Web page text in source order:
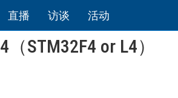
直播 访谈 活动
STM32F4 or L4）